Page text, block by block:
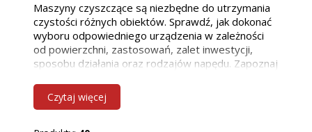
Maszyny czyszczące są niezbędne do utrzymania
czystości różnych obiektów. Sprawdź, jak dokonać
wyboru odpowiedniego urządzenia w zależności
od powierzchni, zastosowań, zalet inwestycji,
sposobu działania oraz rodzajów napędu. Zapoznaj
teraz! Jako firma głównie działamy we Wrocławiu i
innych miejscowościach w woj. dolnośląskim, ale
Czytaj więcej